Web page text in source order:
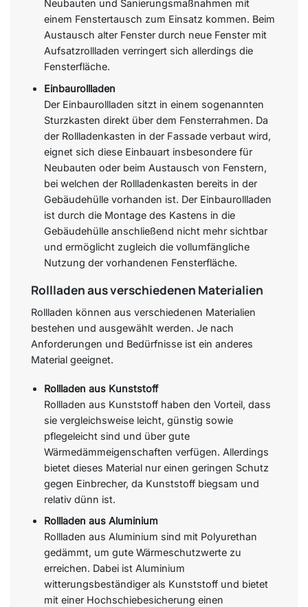
Neubauten und Sanierungsmaßnahmen mit
einem Fenstertausch zum Einsatz kommen. Beim
Austausch alter Fenster durch neue Fenster mit
Aufsatzrollladen verringert sich allerdings die
Fensterfläche.
Einbaurollladen
Der Einbaurollladen sitzt in einem sogenannten
Sturzkasten direkt über dem Fensterrahmen. Da
der Rollladenkasten in der Fassade verbaut wird,
eignet sich diese Einbauart insbesondere für
Neubauten oder beim Austausch von Fenstern,
bei welchen der Rollladenkasten bereits in der
Gebäudehülle vorhanden ist. Der Einbaurollladen
ist durch die Montage des Kastens in die
Gebäudehülle anschließend nicht mehr sichtbar
und ermöglicht zugleich die vollumfängliche
Nutzung der vorhandenen Fensterfläche.
Rollladen aus verschiedenen Materialien
Rollladen können aus verschiedenen Materialien
bestehen und ausgewählt werden. Je nach
Anforderungen und Bedürfnisse ist ein anderes
Material geeignet.
Rollladen aus Kunststoff
Rollladen aus Kunststoff haben den Vorteil, dass
sie vergleichsweise leicht, günstig sowie
pflegeleicht sind und über gute
Wärmedämmeigenschaften verfügen. Allerdings
bietet dieses Material nur einen geringen Schutz
gegen Einbrecher, da Kunststoff biegsam und
relativ dünn ist.
Rollladen aus Aluminium
Rollladen aus Aluminium sind mit Polyurethan
gedämmt, um gute Wärmeschutzwerte zu
erreichen. Dabei ist Aluminium
witterungsbeständiger als Kunststoff und bietet
mit einer Hochschiebesicherung einen